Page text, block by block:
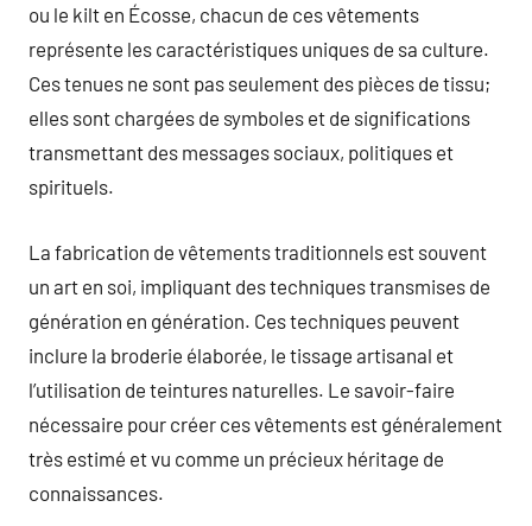
ou le kilt en Écosse, chacun de ces vêtements
représente les caractéristiques uniques de sa culture.
Ces tenues ne sont pas seulement des pièces de tissu;
elles sont chargées de symboles et de significations
transmettant des messages sociaux, politiques et
spirituels.
La fabrication de vêtements traditionnels est souvent
un art en soi, impliquant des techniques transmises de
génération en génération. Ces techniques peuvent
inclure la broderie élaborée, le tissage artisanal et
l’utilisation de teintures naturelles. Le savoir-faire
nécessaire pour créer ces vêtements est généralement
très estimé et vu comme un précieux héritage de
connaissances.